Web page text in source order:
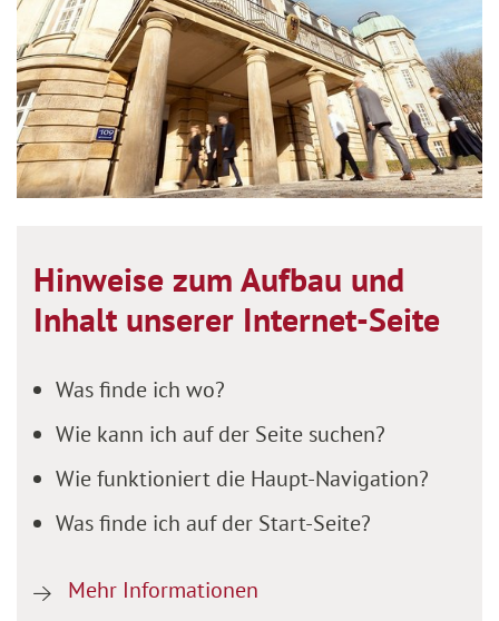
Hinweise zum Aufbau und
Inhalt unserer Internet-Seite
Was finde ich wo?
Wie kann ich auf der Seite suchen?
Wie funktioniert die Haupt-Navigation?
Was finde ich auf der Start-Seite?
Mehr Informationen